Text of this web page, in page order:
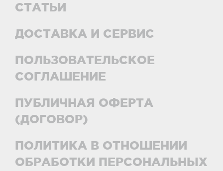
СТАТЬИ
ДОСТАВКА И СЕРВИС
ПОЛЬЗОВАТЕЛЬСКОЕ
СОГЛАШЕНИЕ
ПУБЛИЧНАЯ ОФЕРТА
(ДОГОВОР)
ПОЛИТИКА В ОТНОШЕНИИ
ОБРАБОТКИ ПЕРСОНАЛЬНЫХ